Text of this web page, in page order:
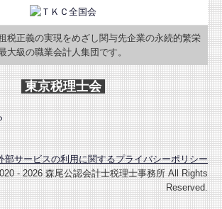
税正義の実現をめざし関与先企業の永続的繁栄
大級の職業会計人集団です。
東京税理士会
部サービスの利用に関するプライバシーポリシー
- 2026 森尾公認会計士税理士事務所 All Rights
Reserved.